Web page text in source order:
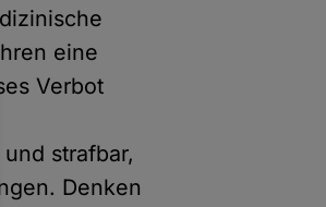
eine
Verbot
strafbar,
Denken